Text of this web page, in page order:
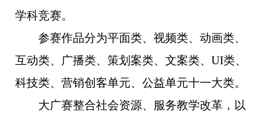
学科竞赛。
参赛作品分为平面类、视频类、动画类、
互动类、广播类、策划案类、文案类、UI类、
科技类、营销创客单元、公益单元十一大类。
大广赛整合社会资源、服务教学改革，以